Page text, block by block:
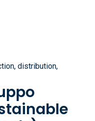
distribution,